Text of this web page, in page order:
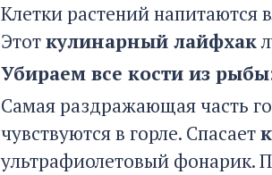
Клетки растений напитаются
Этоткулинарный лайфхак
Убираем все кости из
Самая раздражающая часть
чувствуются в горле. Спасает
ультрафиолетовый фонарик.